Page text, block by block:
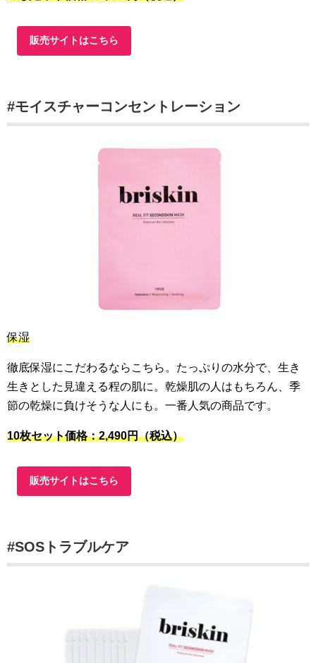
販売サイトはこちら
#モイスチャーコンセントレーション
保湿
徹底保湿にこだわるならこちら。たっぷりの水分で、生き
生きとした見違える程の肌に。乾燥肌の人はもちろん、季
節の乾燥に負けそうな人にも。一番人気の商品です。
10枚セット価格：2,490円（税込）
販売サイトはこちら
#SOSトラブルケア